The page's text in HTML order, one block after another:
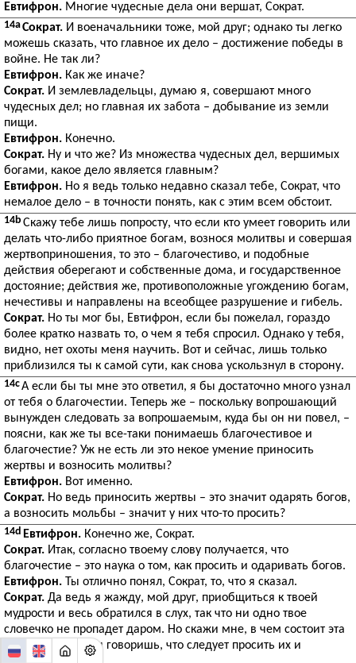
Евтифрон. Многие чудесные дела они вершат, Сократ.
14aСократ. И военачальники тоже, мой друг; однако ты легко
можешь сказать, что главное их дело – достижение победы в
войне. Не так ли?
Евтифрон. Как же иначе?
Сократ. И землевладельцы, думаю я, совершают много
чудесных дел; но главная их забота – добывание из земли
пищи.
Евтифрон. Конечно.
Сократ. Ну и что же? Из множества чудесных дел, вершимых
богами, какое дело является главным?
Евтифрон. Но я ведь только недавно сказал тебе, Сократ, что
немалое дело – в точности понять, как с этим всем обстоит.
14b Скажу тебе лишь попросту, что если кто умеет говорить или
делать что-либо приятное богам, вознося молитвы и совершая
жертвоприношения, то это – благочестиво, и подобные
действия оберегают и собственные дома, и государственное
достояние; действия же, противоположные угождению богам,
нечестивы и направлены на всеобщее разрушение и гибель.
Сократ. Но ты мог бы, Евтифрон, если бы пожелал, гораздо
более кратко назвать то, о чем я тебя спросил. Однако у тебя,
видно, нет охоты меня научить. Вот и сейчас, лишь только
приблизился ты к самой сути, как снова ускользнул в сторону.
14cА если бы ты мне это ответил, я бы достаточно много узнал
от тебя о благочестии. Теперь же – поскольку вопрошающий
вынужден следовать за вопрошаемым, куда бы он ни повел, –
поясни, как же ты все-таки понимаешь благочестивое и
благочестие? Уж не есть ли это некое умение приносить
жертвы и возносить молитвы?
Евтифрон. Вот именно.
Сократ. Но ведь приносить жертвы – это значит одарять богов,
а возносить мольбы – значит у них что-то просить?
14d Евтифрон. Конечно же, Сократ.
Сократ. Итак, согласно твоему слову получается, что
благочестие – это наука о том, как просить и одаривать богов.
Евтифрон. Ты отлично понял, Сократ, то, что я сказал.
Сократ. Да ведь я жажду, мой друг, приобщиться к твоей
мудрости и весь обратился в слух, так что ни одно твое
словечко не пропадет даром. Но скажи мне, в чем состоит эта
служба богам? Ты говоришь, что следует просить их и